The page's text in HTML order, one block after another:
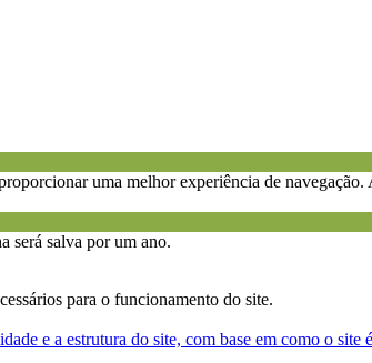
uma melhor experiência de
será salva por um ano.
para o funcionamento do site.
e a estrutura do site, com base em como o site